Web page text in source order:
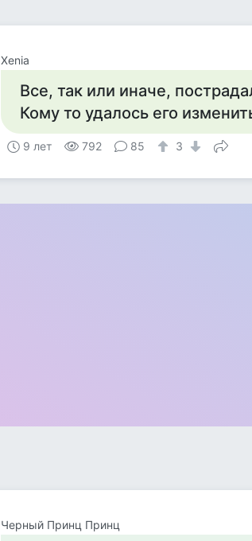
Xenia
Все, так или иначе,
Кому то удалось его
9 лет 792 85 3
Черный Принц Принц